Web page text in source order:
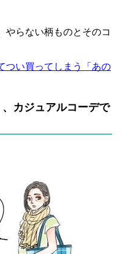
やらない柄ものとそのコ
つい買ってしまう「あの
カジュアルコーデで